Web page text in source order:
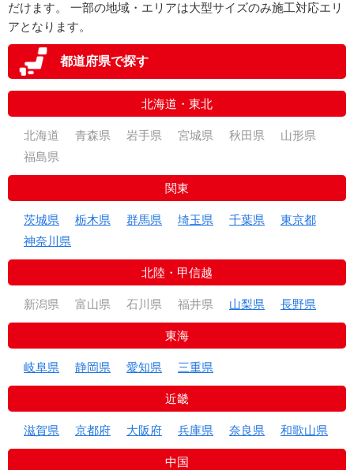
だけます。 一部の地域・エリアは大型サイズのみ施工対応エリ
アとなります。
都道府県で探す
北海道・東北
北海道 青森県 岩手県 宮城県 秋田県
山形県
福島県
関東
茨城県 栃木県 群馬県 埼玉県 千葉県
東京都
神奈川県
北陸・甲信越
新潟県 富山県 石川県 福井県 山梨県 長野県
東海
岐阜県 静岡県 愛知県 三重県
近畿
滋賀県 京都府 大阪府 兵庫県 奈良県 和歌山県
中国